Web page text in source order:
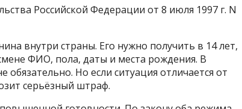
Российской Федерации от 8 июля 1997 г. N
внутри страны. Его нужно получить в 14 лет,
ФИО, пола, даты и места рождения. В
Но если ситуация отличается от
серьёзный штраф.